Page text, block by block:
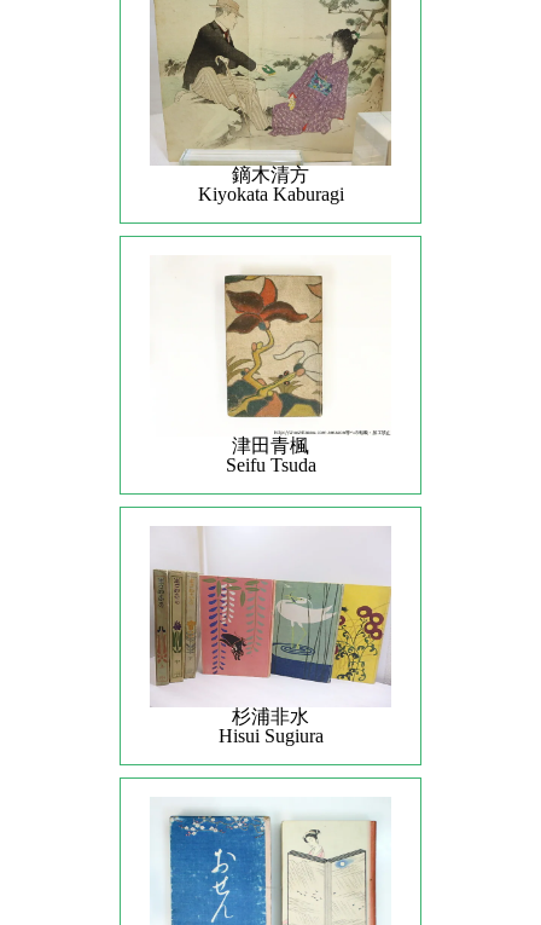
鏑木清方
Kiyokata Kaburagi
津田青楓
Seifu Tsuda
杉浦非水
Hisui Sugiura